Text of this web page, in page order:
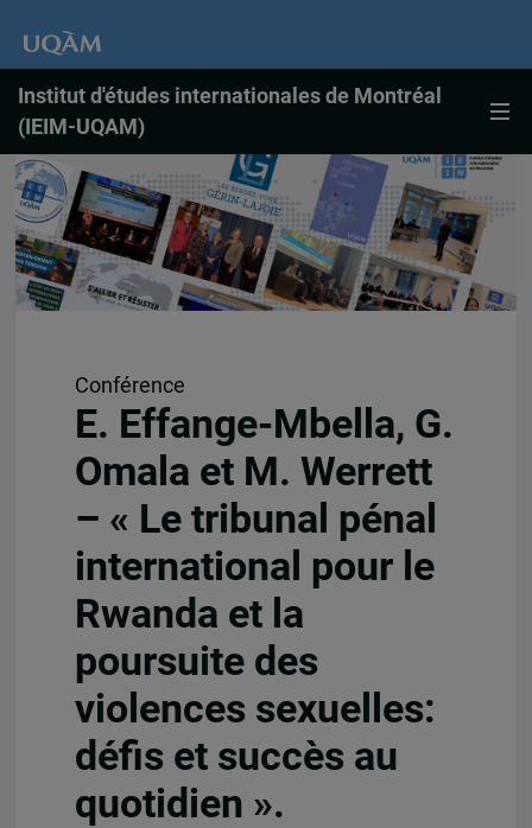
Institut d'études internationales de Montréal
(IEIM-UQAM)
Conférence
E. Effange-Mbella, G.
Omala et M. Werrett
– « Le tribunal pénal
international pour le
Rwanda et la
poursuite des
violences sexuelles:
défis et succès au
quotidien ».